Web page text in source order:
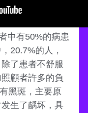
中有50%的病患
20.7%的人，
了患者不舒服
顧者許多的負
黑斑，主要原
生了龋坏，具